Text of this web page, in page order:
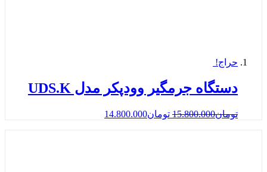
حراج!
دستگاه جرمگیر وودپکر مدل UDS.K
تومان15.800.000 تومان14.800.000